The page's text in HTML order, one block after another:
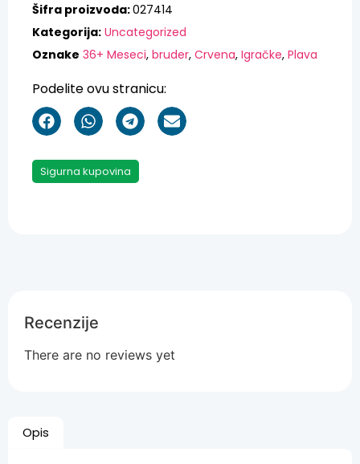
Šifra proizvoda:027414
Kategorija: Uncategorized
Oznake 36+ Meseci, bruder, Crvena, Igračke, Plava
Podelite ovu stranicu:
Sigurna kupovina
Opis
Recenzije
There are no reviews yet